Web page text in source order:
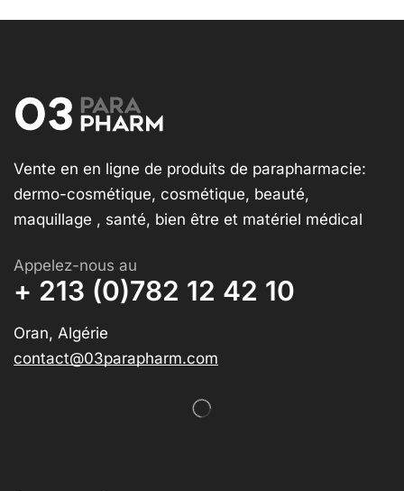
Vente en en ligne de produits de parapharmacie:
dermo-cosmétique, cosmétique, beauté,
maquillage , santé, bien être et matériel médical
Appelez-nous au
+ 213 (0)782 12 42 10
Oran, Algérie
contact@03parapharm.com